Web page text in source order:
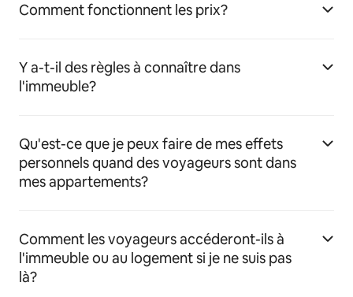
Comment fonctionnent les prix?
Y a-t-il des règles à connaître dans
l'immeuble?
Qu'est-ce que je peux faire de mes effets
personnels quand des voyageurs sont dans
mes appartements?
Comment les voyageurs accéderont-ils à
l'immeuble ou au logement si je ne suis pas
là?